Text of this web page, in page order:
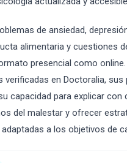
de ansiedad,
alimentaria y cuestiones
presencial como
verificadas en Doctoralia, sus
capacidad para explicar con
del malestar y ofrecer
a los objetivos de